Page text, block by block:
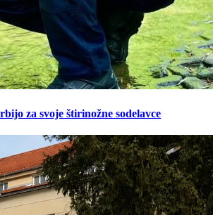
za svoje štirinožne sodelavce
Prijavi se na cajtng